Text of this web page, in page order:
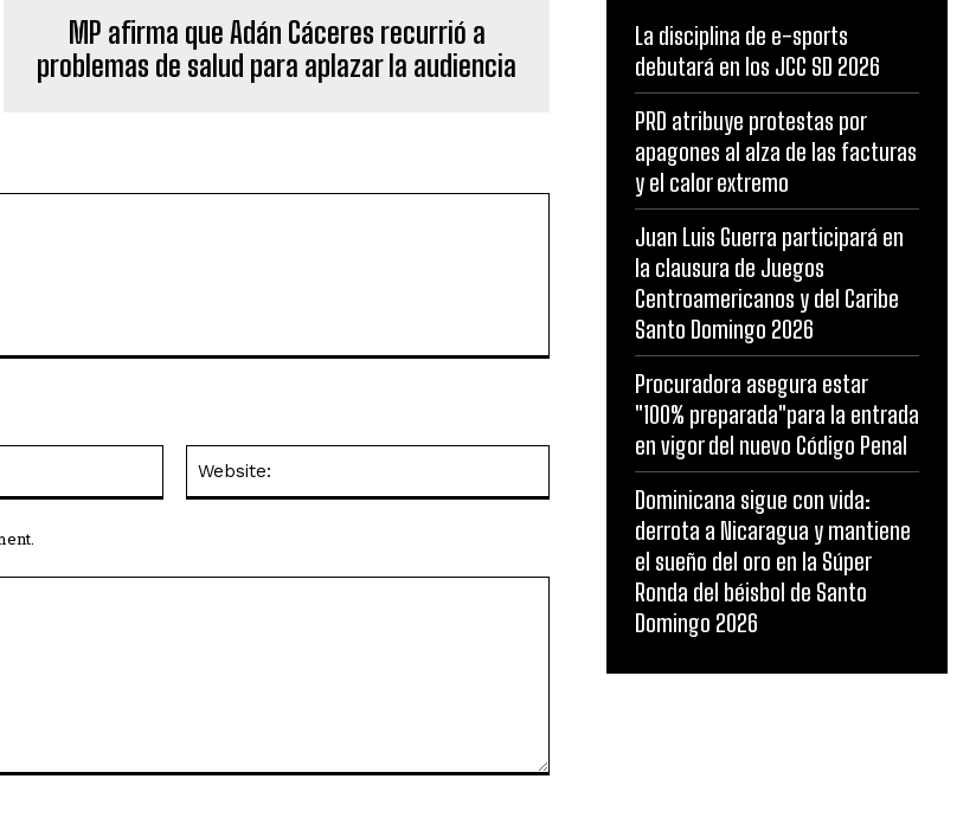
MP afirma que Adán Cáceres recurrió a
problemas de salud para aplazar la audiencia
La disciplina de e-sports
debutará en los JCC SD 2026
PRD atribuye protestas por
apagones al alza de las facturas
y el calor extremo
Juan Luis Guerra participará en
la clausura de Juegos
Centroamericanos y del Caribe
Santo Domingo 2026
Procuradora asegura estar
"100% preparada"para la entrada
en vigor del nuevo Código Penal
Dominicana sigue con vida:
derrota a Nicaragua y mantiene
el sueño del oro en la Súper
Ronda del béisbol de Santo
Domingo 2026